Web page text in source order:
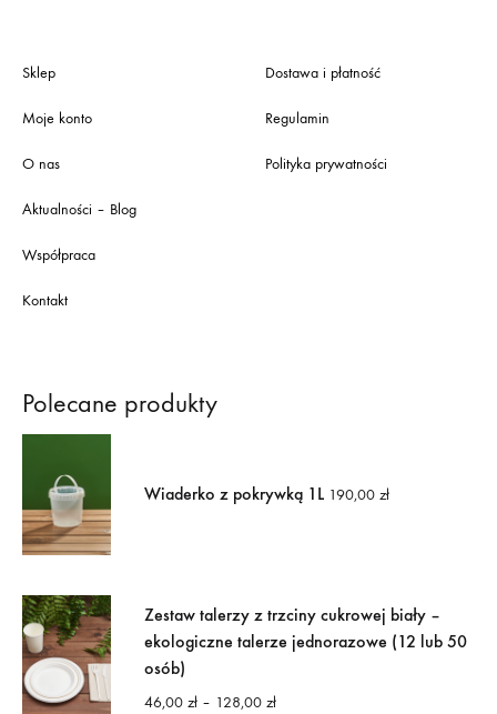
Sklep
Moje konto
O nas
Aktualności – Blog
Współpraca
Kontakt
Dostawa i płatność
Regulamin
Polityka prywatności
Polecane produkty
Wiaderko z pokrywką 1L 190,00 zł
Zestaw talerzy z trzciny cukrowej biały –
ekologiczne talerze jednorazowe (12 lub 50
osób)
46,00 zł – 128,00 złZakres